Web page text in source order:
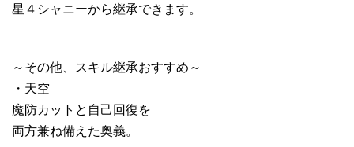
星４シャニーから継承できます。
～その他、スキル継承おすすめ～
・天空
魔防カットと自己回復を
両方兼ね備えた奥義。